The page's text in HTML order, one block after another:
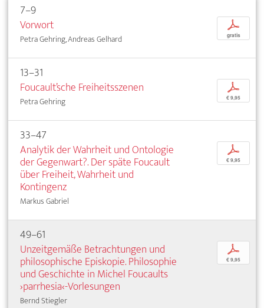
7–9
Vorwort
Petra Gehring, Andreas Gelhard
p
gratis
13–31
Foucault’sche Freiheitsszenen
Petra Gehring
p
€ 9,95
33–47
Analytik der Wahrheit und Ontologie
der Gegenwart?. Der späte Foucault
über Freiheit, Wahrheit und
Kontingenz
Markus Gabriel
p
€ 9,95
49–61
Unzeitgemäße Betrachtungen und
philosophische Episkopie. Philosophie
und Geschichte in Michel Foucaults
›parrhesia‹-Vorlesungen
Bernd Stiegler
p
€ 9,95